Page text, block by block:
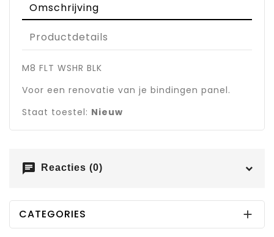
Omschrijving
Productdetails
M8 FLT WSHR BLK
Voor een renovatie van je bindingen panel.
Staat toestel: Nieuw
chat Reacties (0)
CATEGORIES 